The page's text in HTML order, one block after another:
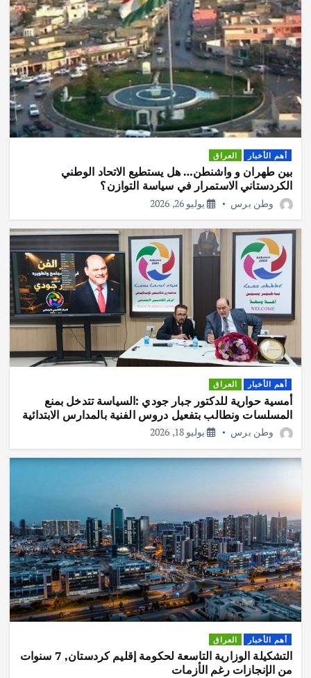
أهم الأخبار العراق
بين طهران و واشنطن… هل يستطيع الاتحاد الوطني
الكردستاني الاستمرار في سياسة التوازن؟
وطن برس يوليو 26, 2026
أهم الأخبار العراق
أمسية حوارية للدكتور جبار جودي :السياسة تتدخل بمنع
المسلسات ونطالب بتفعيل دروس الفنية بالمدارس الابتدائية
وطن برس يوليو 18, 2026
أهم الأخبار العراق
التشكيلة الوزارية التاسعة لحكومة إقليم كردستان, 7 سنوات
من الإنجازات رغم الأزمات